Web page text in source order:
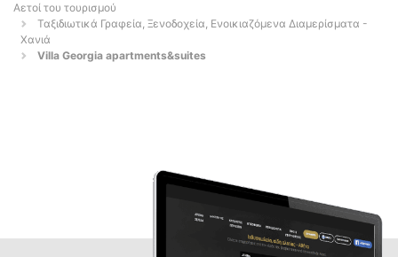
Αετοί του τουρισμού
Ταξιδιωτικά Γραφεία, Ξενοδοχεία, Ενοικιαζόμενα Διαμερίσματα -
Χανιά
Villa Georgia apartments&suites